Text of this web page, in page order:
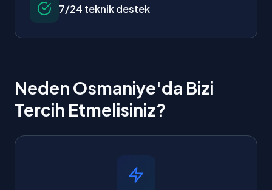
7/24 teknik destek
Neden Osmaniye'da Bizi
Tercih Etmelisiniz?